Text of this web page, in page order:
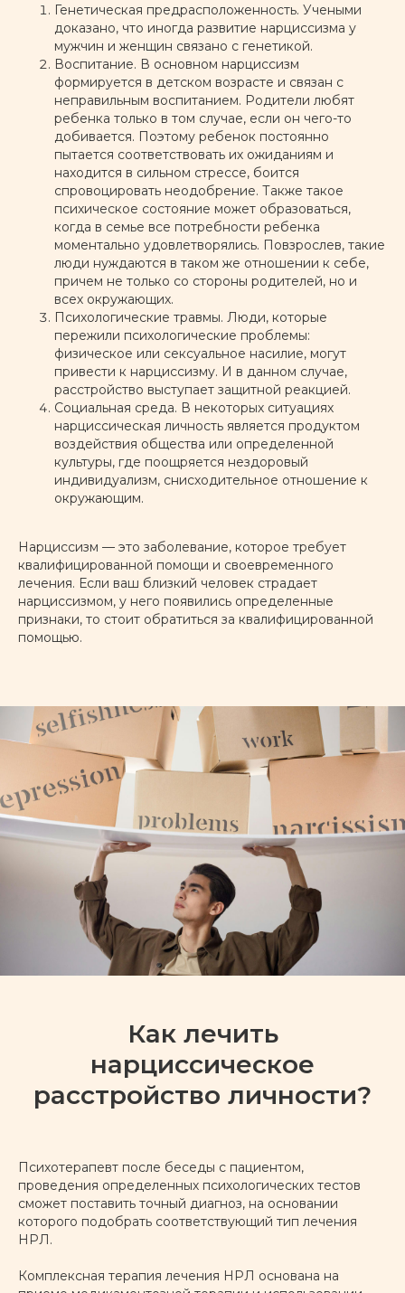
Генетическая предрасположенность. Учеными
доказано, что иногда развитие нарциссизма у
мужчин и женщин связано с генетикой.
Воспитание. В основном нарциссизм
формируется в детском возрасте и связан с
неправильным воспитанием. Родители любят
ребенка только в том случае, если он чего-то
добивается. Поэтому ребенок постоянно
пытается соответствовать их ожиданиям и
находится в сильном стрессе, боится
спровоцировать неодобрение. Также такое
психическое состояние может образоваться,
когда в семье все потребности ребенка
моментально удовлетворялись. Повзрослев, такие
люди нуждаются в таком же отношении к себе,
причем не только со стороны родителей, но и
всех окружающих.
Психологические травмы. Люди, которые
пережили психологические проблемы:
физическое или сексуальное насилие, могут
привести к нарциссизму. И в данном случае,
расстройство выступает защитной реакцией.
Социальная среда. В некоторых ситуациях
нарциссическая личность является продуктом
воздействия общества или определенной
культуры, где поощряется нездоровый
индивидуализм, снисходительное отношение к
окружающим.
Нарциссизм — это заболевание, которое требует
квалифицированной помощи и своевременного
лечения. Если ваш близкий человек страдает
нарциссизмом, у него появились определенные
признаки, то стоит обратиться за квалифицированной
помощью.
Как лечить
нарциссическое
расстройство личности?
Психотерапевт после беседы с пациентом,
проведения определенных психологических тестов
сможет поставить точный диагноз, на основании
которого подобрать соответствующий тип лечения
НРЛ.
Комплексная терапия лечения НРЛ основана на
С чем мы работаем
Нарциссическое
аутистического спектра
ПОДРОБНЕЕ
Пограничное
расстройство личности
Паническое расстройство
ПОДРОБНЕЕ
Тревожное расстройство
ПОДРОБНЕЕ